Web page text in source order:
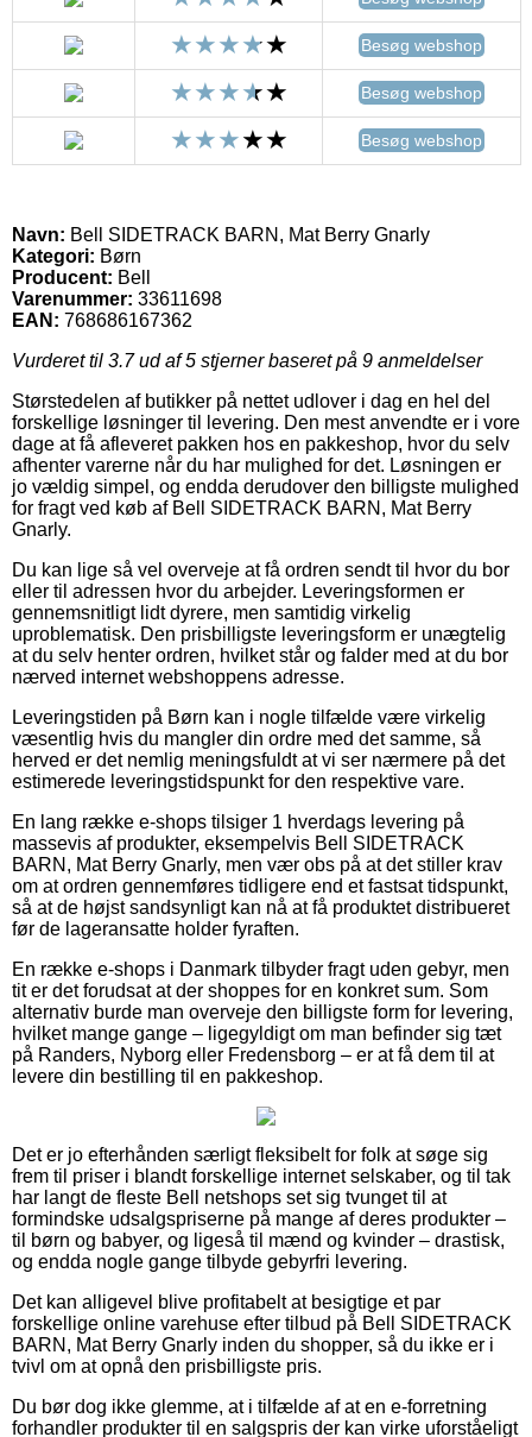
Besøg webshop
Besøg webshop
Besøg webshop
Navn: Bell SIDETRACK BARN, Mat Berry Gnarly
Kategori: Børn
Producent: Bell
Varenummer: 33611698
EAN: 768686167362
Vurderet til 3.7ud af 5 stjerner baseret på 9 anmeldelser
Størstedelen af butikker på nettet udlover i dag en hel del
forskellige løsninger til levering. Den mest anvendte er i vore
dage at få afleveret pakken hos en pakkeshop, hvor du selv
afhenter varerne når du har mulighed for det. Løsningen er
jo vældig simpel, og endda derudover den billigste mulighed
for fragt ved køb af Bell SIDETRACK BARN, Mat Berry
Gnarly.
Du kan lige så vel overveje at få ordren sendt til hvor du bor
eller til adressen hvor du arbejder. Leveringsformen er
gennemsnitligt lidt dyrere, men samtidig virkelig
uproblematisk. Den prisbilligste leveringsform er unægtelig
at du selv henter ordren, hvilket står og falder med at du bor
nærved internet webshoppens adresse.
Leveringstiden på Børn kan i nogle tilfælde være virkelig
væsentlig hvis du mangler din ordre med det samme, så
herved er det nemlig meningsfuldt at vi ser nærmere på det
estimerede leveringstidspunkt for den respektive vare.
En lang række e-shops tilsiger 1 hverdags levering på
massevis af produkter, eksempelvis Bell SIDETRACK
BARN, Mat Berry Gnarly, men vær obs på at det stiller krav
om at ordren gennemføres tidligere end et fastsat tidspunkt,
så at de højst sandsynligt kan nå at få produktet distribueret
før de lageransatte holder fyraften.
En række e-shops i Danmark tilbyder fragt uden gebyr, men
tit er det forudsat at der shoppes for en konkret sum. Som
alternativ burde man overveje den billigste form for levering,
hvilket mange gange – ligegyldigt om man befinder sig tæt
på Randers, Nyborg eller Fredensborg – er at få dem til at
levere din bestilling til en pakkeshop.
Det er jo efterhånden særligt fleksibelt for folk at søge sig
frem til priser i blandt forskellige internet selskaber, og til tak
har langt de fleste Bell netshops set sig tvunget til at
formindske udsalgspriserne på mange af deres produkter –
til børn og babyer, og ligeså til mænd og kvinder – drastisk,
og endda nogle gange tilbyde gebyrfri levering.
Det kan alligevel blive profitabelt at besigtige et par
forskellige online varehuse efter tilbud på Bell SIDETRACK
BARN, Mat Berry Gnarly inden du shopper, så du ikke er i
tvivl om at opnå den prisbilligste pris.
Du bør dog ikke glemme, at i tilfælde af at en e-forretning
forhandler produkter til en salgspris der kan virke uforståeligt